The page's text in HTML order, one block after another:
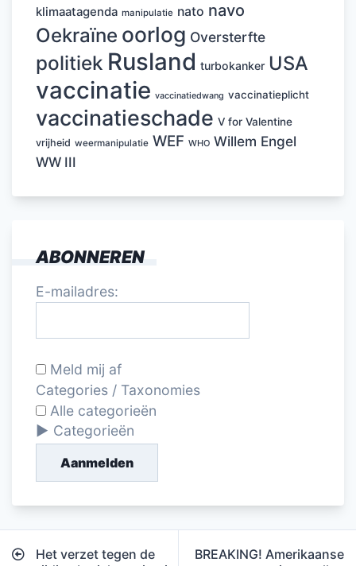
klimaatagenda manipulatie nato navo
Oekraïne oorlog Oversterfte
politiek Rusland turbokanker USA
vaccinatie vaccinatiedwang vaccinatieplicht
vaccinatieschade V for Valentine
vrijheid weermanipulatie WEF WHO Willem Engel
WW III
ABONNEREN
E-mailadres:
Meld mij af
Categories / Taxonomies
Alle categorieën
Categorieën
Aanmelden
Bericht
Het verzet tegen de
BREAKING! Amerikaanse